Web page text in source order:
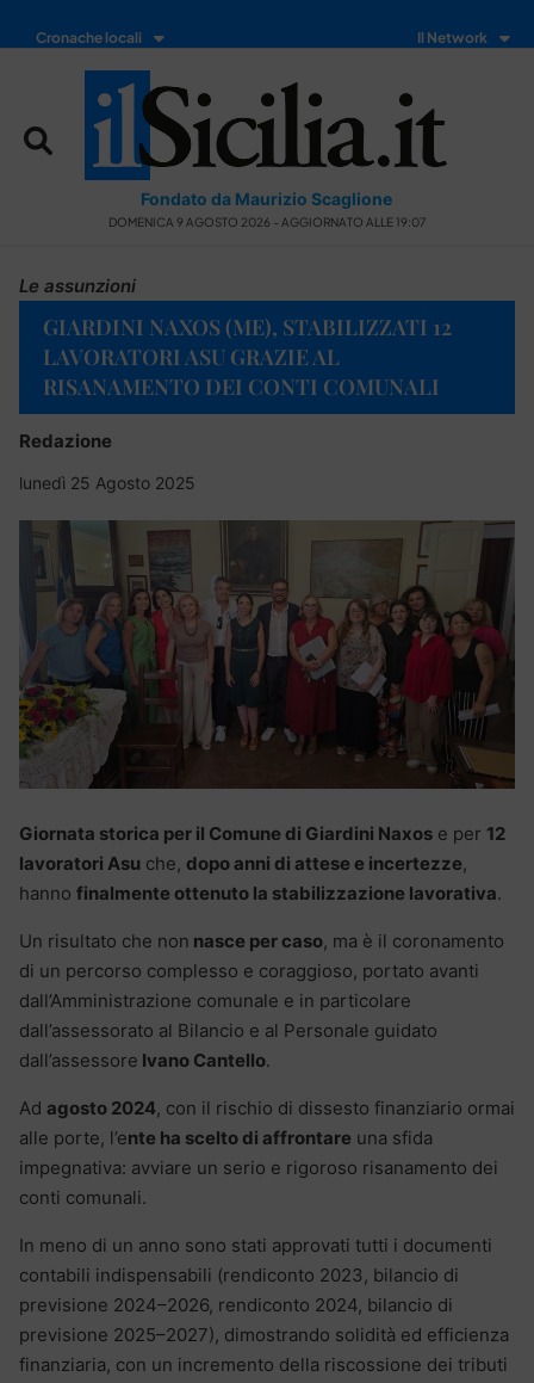
Cronache locali Il Network
Fondato da Maurizio Scaglione
DOMENICA 9 AGOSTO 2026 - AGGIORNATO ALLE 19:07
Le assunzioni
GIARDINI NAXOS (ME), STABILIZZATI 12
LAVORATORI ASU GRAZIE AL
RISANAMENTO DEI CONTI COMUNALI
Redazione
lunedì 25 Agosto 2025
Giornata storica per il Comune di Giardini Naxos e per 12
lavoratori Asu che, dopo anni di attese e incertezze,
hanno finalmente ottenuto la stabilizzazione lavorativa.
Un risultato che non nasce per caso, ma è il coronamento
di un percorso complesso e coraggioso, portato avanti
dall’Amministrazione comunale e in particolare
dall’assessorato al Bilancio e al Personale guidato
dall’assessore Ivano Cantello.
Ad agosto 2024, con il rischio di dissesto finanziario ormai
alle porte, l’ente ha scelto di affrontare una sfida
impegnativa: avviare un serio e rigoroso risanamento dei
conti comunali.
In meno di un anno sono stati approvati tutti i documenti
contabili indispensabili (rendiconto 2023, bilancio di
previsione 2024–2026, rendiconto 2024, bilancio di
previsione 2025–2027), dimostrando solidità ed efficienza
finanziaria, con un incremento della riscossione dei tributi